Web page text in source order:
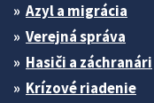
Azyl a migrácia
Verejná správa
Hasiči a záchranári
Krízové riadenie